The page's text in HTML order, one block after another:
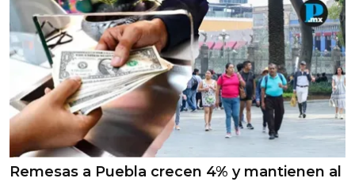
Remesas a Puebla crecen 4% y mantienen al